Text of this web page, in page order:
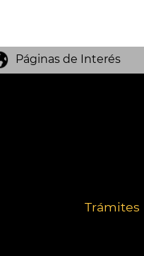
Páginas de Interés
Trámites